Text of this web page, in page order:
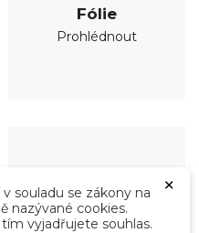
Fólie
Prohlédnout
×
souladu se zákony na
nazývané cookies.
vyjadřujete souhlas.